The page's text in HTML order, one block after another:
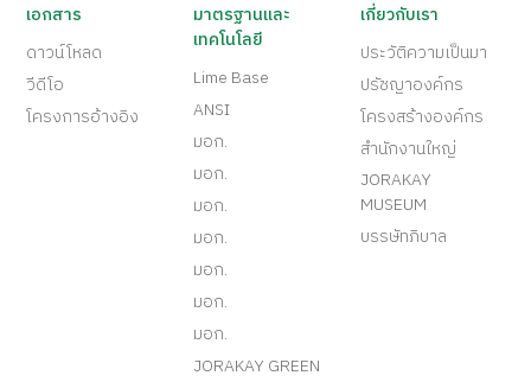
เอกสาร
ดาวน์โหลด
วีดีโอ
โครงการอ้างอิง
มาตรฐานและ
เทคโนโลยี
Lime Base
ANSI
มอก.
มอก.
มอก.
มอก.
มอก.
มอก.
มอก.
JORAKAY GREEN
เกี่ยวกับเรา
ประวัติความเป็นมา
ปรัชญาองค์กร
โครงสร้างองค์กร
สำนักงานใหญ่
JORAKAY
MUSEUM
บรรษัทภิบาล